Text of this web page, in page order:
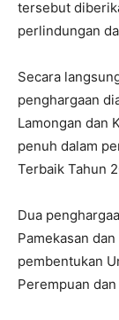
tersebut
perlindungan
Secara
penghargaan
Lamongan dan
penuh dalam
Terbaik Tahun
Dua
Pamekasan
pembentukan
Perempuan dan